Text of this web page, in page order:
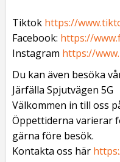
Tiktok https://
Facebook: https://
Instagram https://
Du kan även besöka
Järfälla Spjutvägen 5G
Välkommen in till oss
Öppettiderna varierar
gärna före besök.
Kontakta oss här